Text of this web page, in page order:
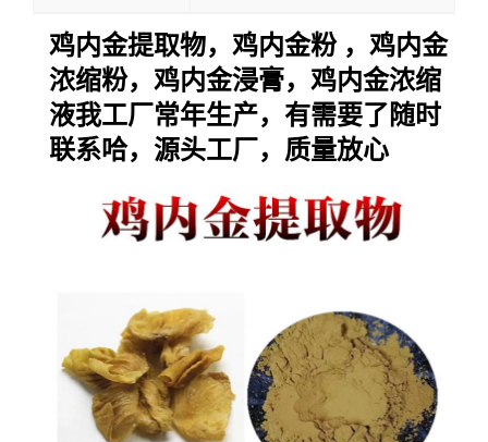
鸡内金提取物，鸡内金粉 ，鸡内金
浓缩粉，鸡内金浸膏，鸡内金浓缩
液我工厂常年生产，有需要了随时
联系哈，源头工厂，质量放心